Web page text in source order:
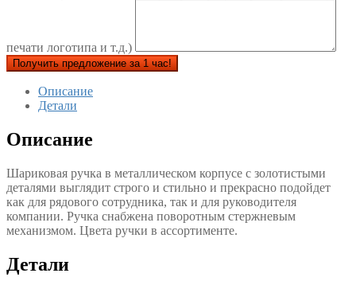
печати логотипа и т.д.)
Получить предложение за 1 час!
Описание
Детали
Описание
Шариковая ручка в металлическом корпусе с золотистыми
деталями выглядит строго и стильно и прекрасно подойдет
как для рядового сотрудника, так и для руководителя
компании. Ручка снабжена поворотным стержневым
механизмом. Цвета ручки в ассортименте.
Детали